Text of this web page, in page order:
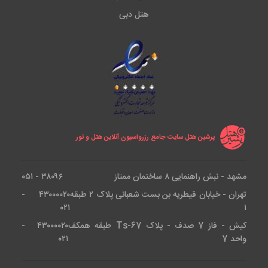
هتل دبی
پرشین هتل سایت جامع رزرواسیون آنلاین هتل و تور
مشهد - نبش راهنمایی ۸ ساختمان ممتاز
۳۸۰۹۶ - ۰۵۱
تهران - خیابان قیطریه بن بست شعبانی پلاک ۲ طبقه
۱
۴۳۰۰۰۰۲۰ -
۰۲۱
کیش - فاز 7 صدف - پلاک Ts-67 طبقه همکف
واحد 7
۴۳۰۰۰۰۲۰ -
۰۲۱